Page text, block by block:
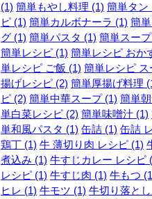
(1) 簡単もやし料理 (1) 簡単タン
ピ (1) 簡単カルボナーラ (1) 簡
グ (1) 簡単パスタ (1) 簡単スー
簡単レシピ (1) 簡単レシピ おか
単レシピ ご飯 (1) 簡単レシピ ス
揚げレシピ (2) 簡単厚揚げ料理
ピ (2) 簡単中華スープ (1) 簡単
単白菜レシピ (2) 簡単味噌汁 (1)
単和風パスタ (1) 缶詰 (1) 缶詰
鶏丁 (1) 牛 薄切り肉 レシピ (1)
煮込み (1) 牛すじカレー レシピ
レシピ (1) 牛すじ肉 (1) 牛もつ
ヒレ (1) 牛モツ (1) 牛切り落と